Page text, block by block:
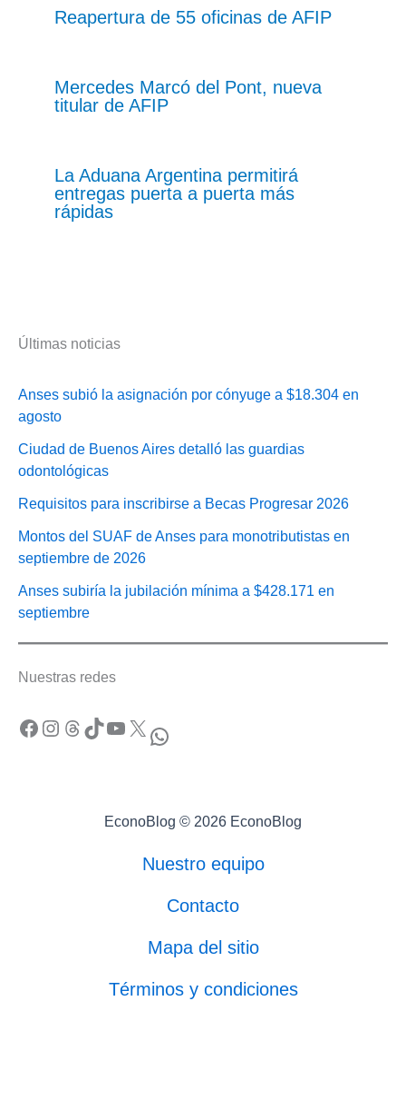
Reapertura de 55 oficinas de AFIP
Mercedes Marcó del Pont, nueva
titular de AFIP
La Aduana Argentina permitirá
entregas puerta a puerta más
rápidas
Últimas noticias
Anses subió la asignación por cónyuge a $18.304 en
agosto
Ciudad de Buenos Aires detalló las guardias
odontológicas
Requisitos para inscribirse a Becas Progresar 2026
Montos del SUAF de Anses para monotributistas en
septiembre de 2026
Anses subiría la jubilación mínima a $428.171 en
septiembre
Nuestras redes
Facebook Instagram Threads TikTok YouTube X WhatsApp
EconoBlog © 2026 EconoBlog
Nuestro equipo
Contacto
Mapa del sitio
Términos y condiciones